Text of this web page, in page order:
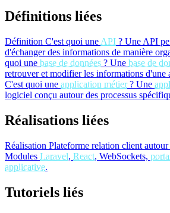
Définitions liées
Définition C'est quoi une API ? Une API
d'échanger des informations de manière
quoi une base de données ? Une base de
retrouver et modifier les informations d'une
C'est quoi une application métier? Une
logiciel conçu autour des processus
Réalisations liées
Réalisation Plateforme relation client
Modules Laravel, React, WebSockets,
applicative.
Tutoriels liés